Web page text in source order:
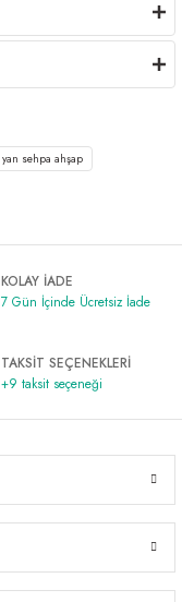
yan sehpa ahşap
KOLAY İADE
7 Gün İçinde Ücretsiz İade
TAKSİT SEÇENEKLERİ
+9 taksit seçeneği